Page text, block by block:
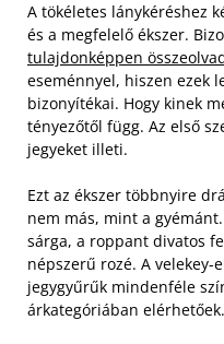
A tökéletes lánykéréshez
és a megfelelő ékszer.
tulajdonképpen
eseménnyel, hiszen ezek
bizonyítékai. Hogy kinek
tényezőtől függ. Az első
jegyeket illeti.
Ezt az ékszer többnyire
nem más, mint a
sárga, a roppant divatos
népszerű rozé. A
jegygyűrűk mindenféle
árkategóriában elérhetőek.